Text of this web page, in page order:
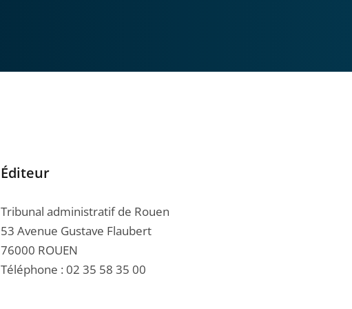
Éditeur
Tribunal administratif de Rouen
53 Avenue Gustave Flaubert
76000 ROUEN
Téléphone : 02 35 58 35 00